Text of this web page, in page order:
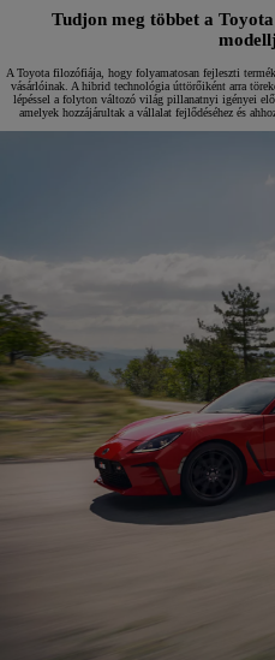
Tudjon meg többet a
A Toyota filozófiája, hogy folyamatosan fejleszti
vásárlóinak. A hibrid technológia úttörőiként arra
lépéssel a folyton változó világ pillanatnyi igényei
amelyek hozzájárultak a vállalat fejlődéséhez és